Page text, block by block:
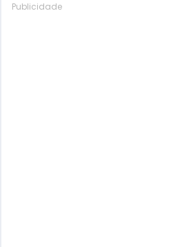
Publicidade